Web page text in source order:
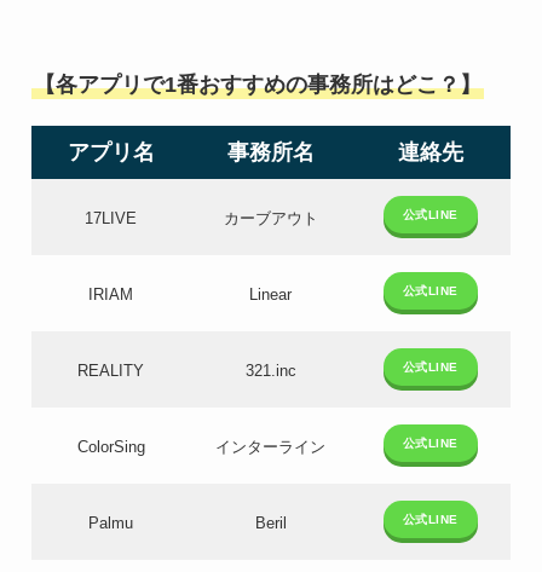
【各アプリで1番おすすめの事務所はどこ？】
アプリ名 事務所名 連絡先
17LIVE カーブアウト 公式LINE
IRIAM Linear 公式LINE
REALITY 321.inc 公式LINE
ColorSing インターライン 公式LINE
Palmu Beril 公式LINE